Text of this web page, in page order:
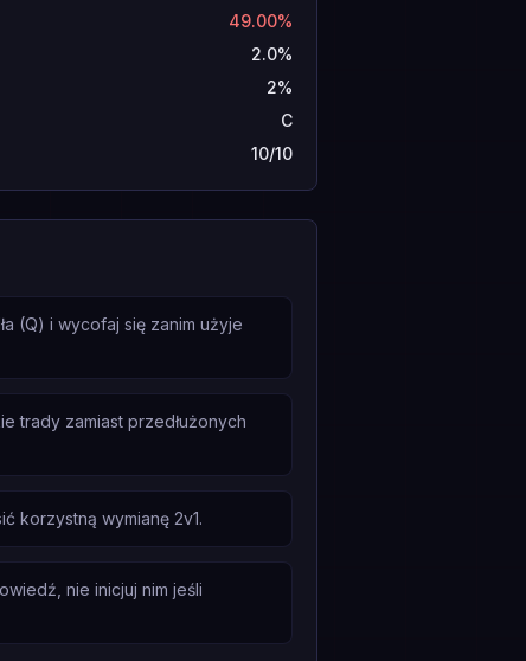
49.00%
2.0%
2%
C
10/10
(Q) i wycofaj się zanim użyje
trady zamiast przedłużonych
korzystną wymianę 2v1.
nie inicjuj nim jeśli